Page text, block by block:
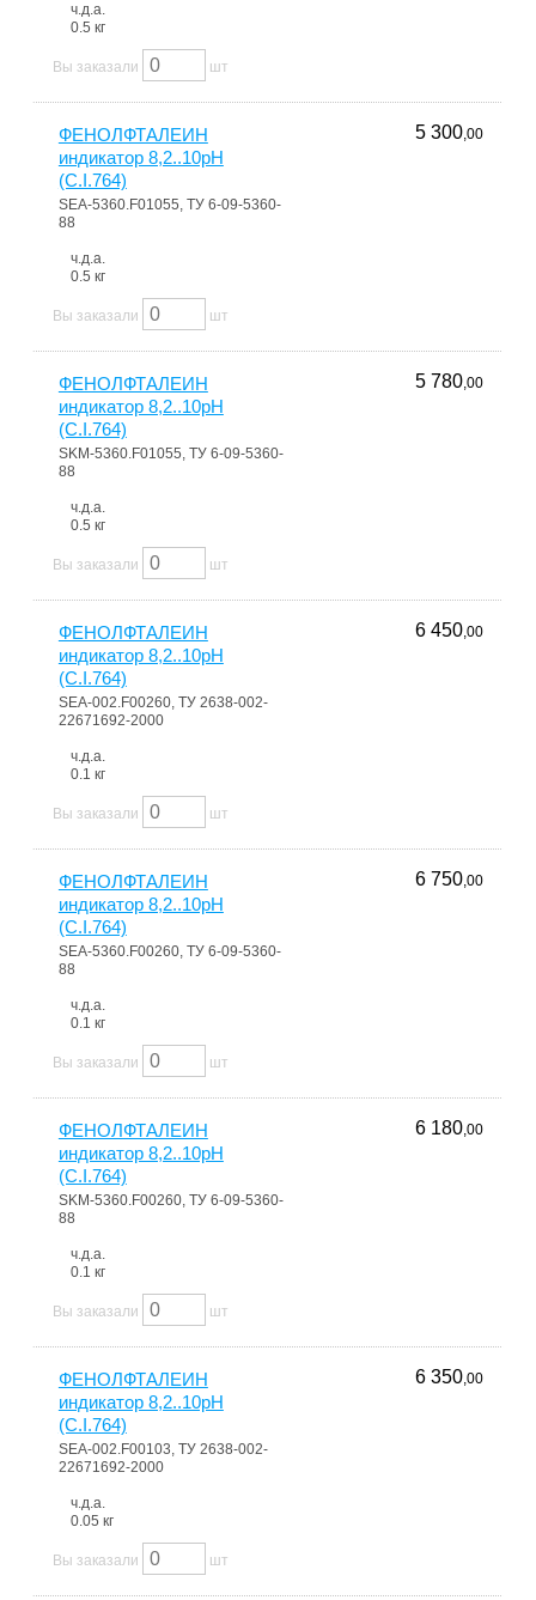
ч.д.а.
0.5 кг
Вы заказали шт
ФЕНОЛФТАЛЕИН
индикатор 8,2..10pH
(C.I.764)
SEA-5360.F01055, ТУ 6-09-5360-
88
ч.д.а.
0.5 кг
5 300,00
Вы заказали шт
ФЕНОЛФТАЛЕИН
индикатор 8,2..10pH
(C.I.764)
SKM-5360.F01055, ТУ 6-09-5360-
88
ч.д.а.
0.5 кг
5 780,00
Вы заказали шт
ФЕНОЛФТАЛЕИН
индикатор 8,2..10pH
(C.I.764)
SEA-002.F00260, ТУ 2638-002-
22671692-2000
ч.д.а.
0.1 кг
6 450,00
Вы заказали шт
ФЕНОЛФТАЛЕИН
индикатор 8,2..10pH
(C.I.764)
SEA-5360.F00260, ТУ 6-09-5360-
88
ч.д.а.
0.1 кг
6 750,00
Вы заказали шт
ФЕНОЛФТАЛЕИН
индикатор 8,2..10pH
(C.I.764)
SKM-5360.F00260, ТУ 6-09-5360-
88
ч.д.а.
0.1 кг
6 180,00
Вы заказали шт
ФЕНОЛФТАЛЕИН
индикатор 8,2..10pH
(C.I.764)
SEA-002.F00103, ТУ 2638-002-
22671692-2000
ч.д.а.
0.05 кг
6 350,00
Вы заказали шт